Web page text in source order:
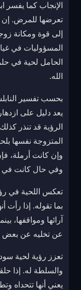
الإنجاب كما يفسر
تعرضها للمرض. إن
إلى قوة ومكانة
المسؤوليات في
الحامل لحية في
الله.
بحسب تفسير
يعد دليل على
الرؤية قد تنذر
المتزوجة نفسها
وإن كانت أرملة،
وفي حال كانت في
تعكس اللحية في
بما تقوله. إذا رأت
آرائها ومواقفها،
عن تخليه عن بعض
تعزز رؤية لحية
والسلطة له. إذا
يعني أنها تتحداه